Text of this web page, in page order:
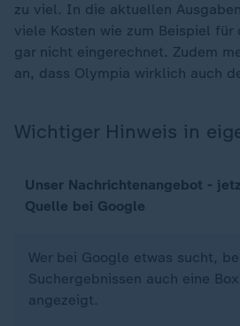
zu viel. In die aktuellen
viele Kosten wie zum Beispiel für
gar nicht eingerechnet. Zudem
an, dass Olympia wirklich auch
Wichtiger Hinweis in
Unser Nachrichtenangebot -
Quelle bei Google
Wer bei Google etwas sucht,
Suchergebnissen auch eine
angezeigt.